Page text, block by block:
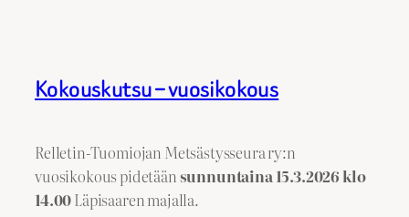
Kokouskutsu – vuosikokous
Relletin-Tuomiojan Metsästysseura ry:n
vuosikokous pidetään sunnuntaina 15.3.2026 klo
14.00Läpisaaren majalla.